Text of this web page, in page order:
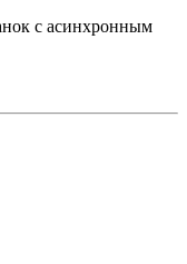
с асинхронным